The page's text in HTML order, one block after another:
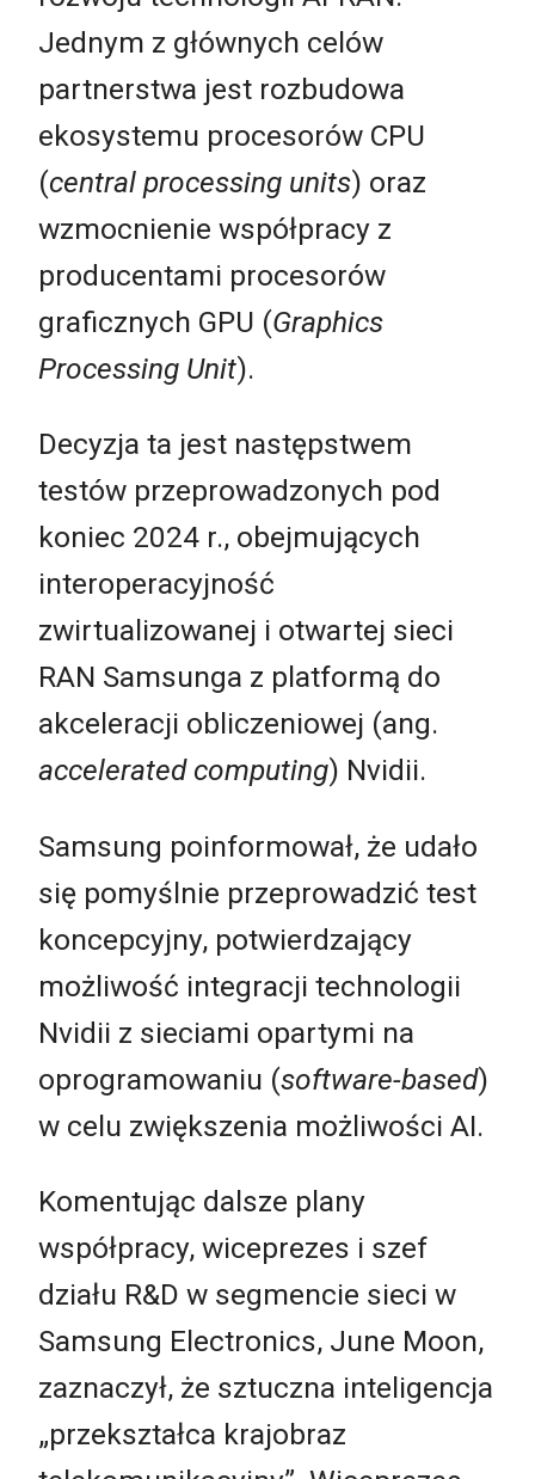
Jednym z głównych celów
partnerstwa jest rozbudowa
ekosystemu procesorów CPU
(central processing units) oraz
wzmocnienie współpracy z
producentami procesorów
graficznych GPU (Graphics
Processing Unit).
Decyzja ta jest następstwem
testów przeprowadzonych pod
koniec 2024 r., obejmujących
interoperacyjność
zwirtualizowanej i otwartej sieci
RAN Samsunga z platformą do
akceleracji obliczeniowej (ang.
accelerated computing) Nvidii.
Samsung poinformował, że udało
się pomyślnie przeprowadzić test
koncepcyjny, potwierdzający
możliwość integracji technologii
Nvidii z sieciami opartymi na
oprogramowaniu (software-based)
w celu zwiększenia możliwości AI.
Komentując dalsze plany
współpracy, wiceprezes i szef
działu R&D w segmencie sieci w
Samsung Electronics, June Moon,
zaznaczył, że sztuczna inteligencja
„przekształca krajobraz